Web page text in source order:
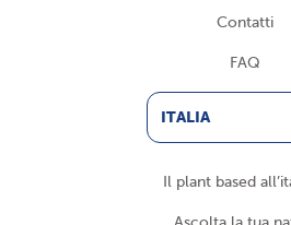
Contatti
FAQ
ITALIA
Il plant based